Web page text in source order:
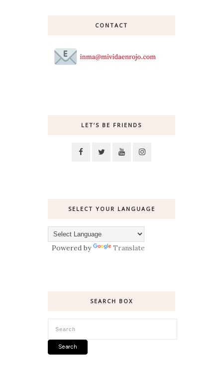
CONTACT
LET’S BE FRIENDS
SELECT YOUR LANGUAGE
Powered by Translate
SEARCH BOX